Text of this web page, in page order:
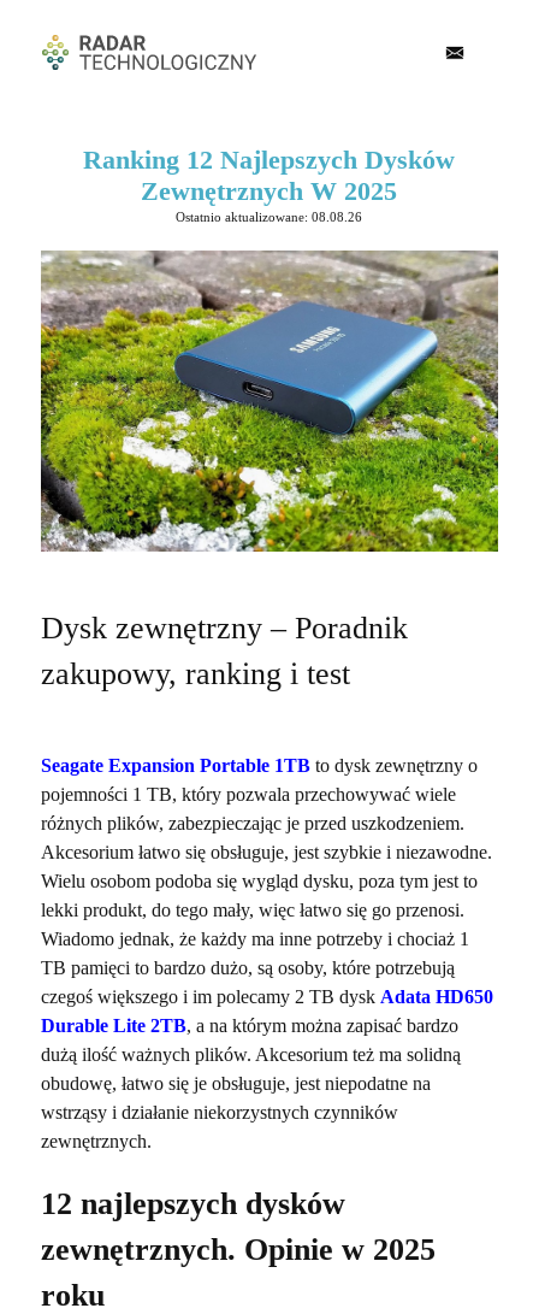
Ranking 12 Najlepszych Dysków
Zewnętrznych W 2025
Ostatnio aktualizowane: 08.08.26
Dysk zewnętrzny – Poradnik
zakupowy, ranking i test
Seagate Expansion Portable 1TBto dysk zewnętrzny o
pojemności 1 TB, który pozwala przechowywać wiele
różnych plików, zabezpieczając je przed uszkodzeniem.
Akcesorium łatwo się obsługuje, jest szybkie i niezawodne.
Wielu osobom podoba się wygląd dysku, poza tym jest to
lekki produkt, do tego mały, więc łatwo się go przenosi.
Wiadomo jednak, że każdy ma inne potrzeby i chociaż 1
TB pamięci to bardzo dużo, są osoby, które potrzebują
czegoś większego i im polecamy 2 TB dysk Adata HD650
Durable Lite 2TB, a na którym można zapisać bardzo
dużą ilość ważnych plików. Akcesorium też ma solidną
obudowę, łatwo się je obsługuje, jest niepodatne na
wstrząsy i działanie niekorzystnych czynników
zewnętrznych.
12 najlepszych dysków
zewnętrznych. Opinie w 2025
roku